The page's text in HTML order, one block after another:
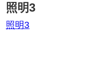
照明3
照明3